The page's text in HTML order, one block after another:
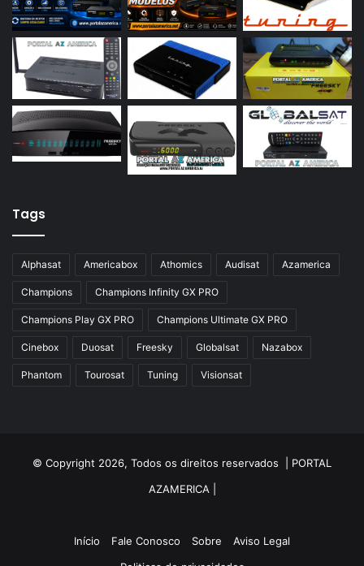
Azamerica S922
Azamerica S922 Mini
Azamerica S928
Azamerica Silver
Azamerica Silver GX PRO
Azamerica Silver IPTV
Azbox Like
Azfox
Azgold
Azplus
Azsat
Blade B1
Champions
Champions PRO GX
Tags
Alphasat Americabox Athomics Audisat Azamerica
Champions Champions Infinity GX PRO
Champions Play GX PRO Champions Ultimate GX PRO
Cinebox Duosat Freesky Globalsat Nazabox
Phantom Tourosat Tuning Visionsat
© Copyright 2026, Todos os direitos reservados | PORTAL
AZAMERICA
Início Fale Conosco Sobre
Aviso Legal